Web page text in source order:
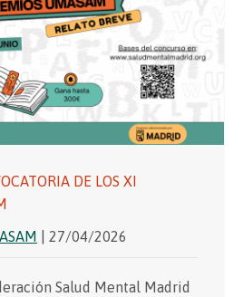
DE LOS XI
| 27/04/2026
Salud Mental Madrid